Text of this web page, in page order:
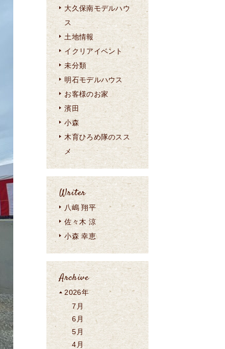
大久保南モデルハウ
ス
土地情報
イクリアイベント
未分類
明石モデルハウス
お客様のお家
濱田
小森
木育ひろめ隊のスス
メ
Writer
八嶋 翔平
佐々木 涼
小森 幸恵
Archive
2026年
7月
6月
5月
4月